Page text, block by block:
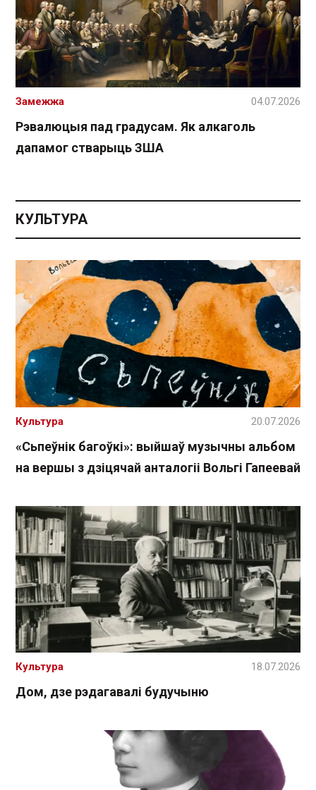
Рэвалюцыя пад градусам. Як алкаголь
дапамог стварыць ЗША
Замежжа 04.07.2026
КУЛЬТУРА
«Сьпеўнік багоўкі»: выйшаў музычны альбом
на вершы з дзіцячай анталогіі Вольгі Гапеевай
Культура 20.07.2026
Дом, дзе рэдагавалі будучыню
Культура 18.07.2026